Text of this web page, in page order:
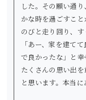
した。その願い通
かな時を過ごすこ
のびと走り回り、す
「あー、家を建て
で良かったな」と
たくさんの思い出
と思います。本当に